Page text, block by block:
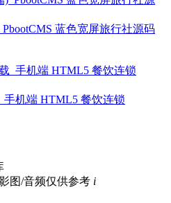
蓝色宽屏旅行社源码
机端 HTML5 餐饮连锁
图/音频仅供参考 i